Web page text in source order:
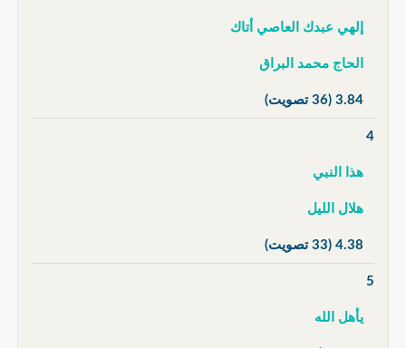
إلهي عبدك العاصي أتاك
الحاج محمد البراق
3.84 (36 تصويت)
4
هذا النبي
هلال الليل
4.38 (33 تصويت)
5
يأهل الله